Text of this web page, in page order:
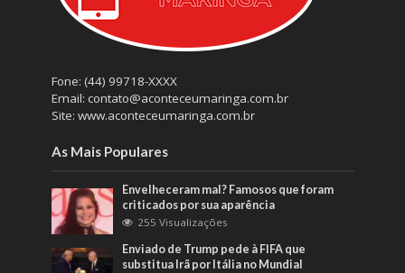
Fone: (44) 99718-XXXX
Email: contato@aconteceumaringa.com.br
Site: www.aconteceumaringa.com.br
As Mais Populares
Envelheceram mal? Famosos que foram
criticados por sua aparência
255 Visualizações
Enviado de Trump pede à FIFA que
substitua Irã por Itália no Mundial